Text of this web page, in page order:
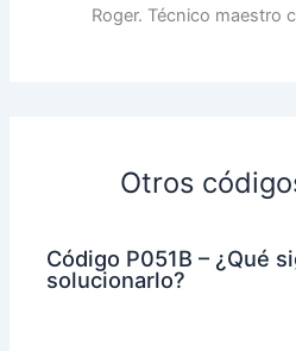
Roger. Técnico maestro
Otros
Código P051B – ¿Qué
solucionarlo?